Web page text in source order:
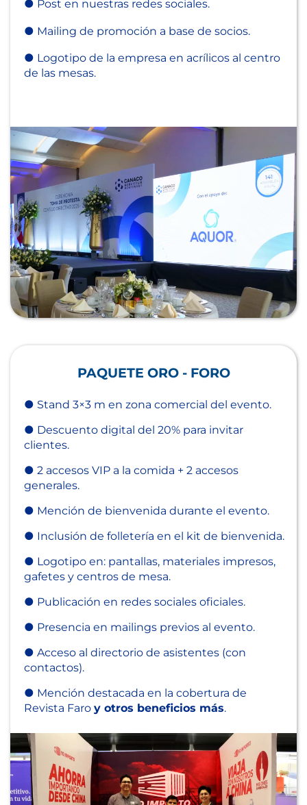
● Post en nuestras redes sociales.
● Mailing de promoción a base de socios.
● Logotipo de la empresa en acrílicos al centro
de las mesas.
PAQUETE ORO - FORO
● Stand 3×3 m en zona comercial del evento.
● Descuento digital del 20% para invitar
clientes.
● 2 accesos VIP a la comida + 2 accesos
generales.
● Mención de bienvenida durante el evento.
● Inclusión de folletería en el kit de bienvenida.
● Logotipo en: pantallas, materiales impresos,
gafetes y centros de mesa.
● Publicación en redes sociales oficiales.
● Presencia en mailings previos al evento.
● Acceso al directorio de asistentes (con
contactos).
● Mención destacada en la cobertura de
Revista Faro y otros beneficios más.